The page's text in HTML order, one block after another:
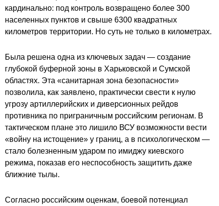
кардинально: под контроль возвращено более 300
населенных пунктов и свыше 6300 квадратных
километров территории. Но суть не только в километрах.
Была решена одна из ключевых задач — создание
глубокой буферной зоны в Харьковской и Сумской
областях. Эта «санитарная зона безопасности»
позволила, как заявлено, практически свести к нулю
угрозу артиллерийских и диверсионных рейдов
противника по приграничным российским регионам. В
тактическом плане это лишило ВСУ возможности вести
«войну на истощение» у границ, а в психологическом —
стало болезненным ударом по имиджу киевского
режима, показав его неспособность защитить даже
ближние тылы.
Согласно российским оценкам, боевой потенциал